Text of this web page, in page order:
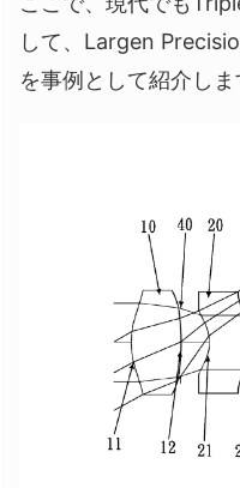
して、Largen
を事例として紹介しま